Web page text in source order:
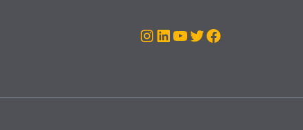
Instagram
LinkedIn
Youtube
Twitter
Facebook